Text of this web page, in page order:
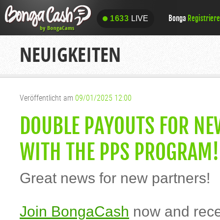
1633 LIVE
1633 LIVE Bonga
NEUIGKEITEN
Veröffentlicht am 09/01/2025 12:00
DOUBLE PAYOUTS FOR
WITH THE PPS PROGRAM!
Great news for new partners!
Join BongaCash now and